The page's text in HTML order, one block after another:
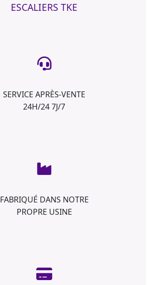
ESCALIERS TKE
SERVICE APRÈS-VENTE
24H/24 7J/7
FABRIQUÉ DANS NOTRE
PROPRE USINE